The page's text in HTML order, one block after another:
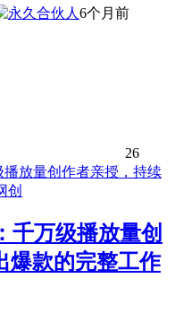
6个月前
26
千万级播放量创
爆款的完整工作